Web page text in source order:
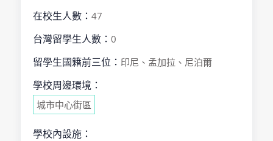
在校生人數： 47
台灣留學生人數： 0
留學生國籍前三位： 印尼、孟加拉、尼泊爾
學校周邊環境：
城市中心街區
學校內設施：